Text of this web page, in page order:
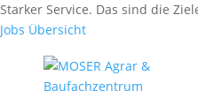
Fax: (0 84 56) 91 86 90 - 50
Fax: (0 94 42) 92 10 83 - 50
Starker Service. Das sind die
Jobs Übersicht